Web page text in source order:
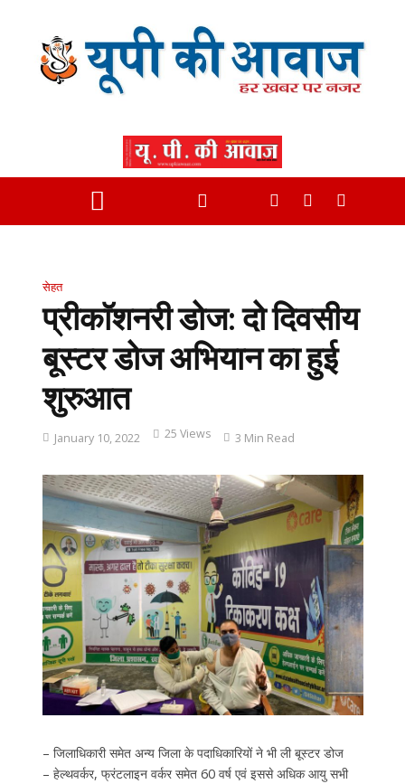
सेहत
प्रीकाॅशनरी डोज: दो दिवसीय
बूस्टर डोज अभियान का हुई
शुरुआत
January 10, 2022 25 Views 3 Min Read
– जिलाधिकारी समेत अन्य जिला के पदाधिकारियों ने भी ली बूस्टर डोज
– हेल्थवर्कर, फ्रंटलाइन वर्कर समेत 60 वर्ष एवं इससे अधिक आयु सभी